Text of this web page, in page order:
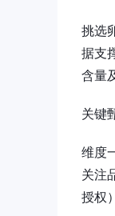
挑选
据支
含量
关键
维度
关注
授权